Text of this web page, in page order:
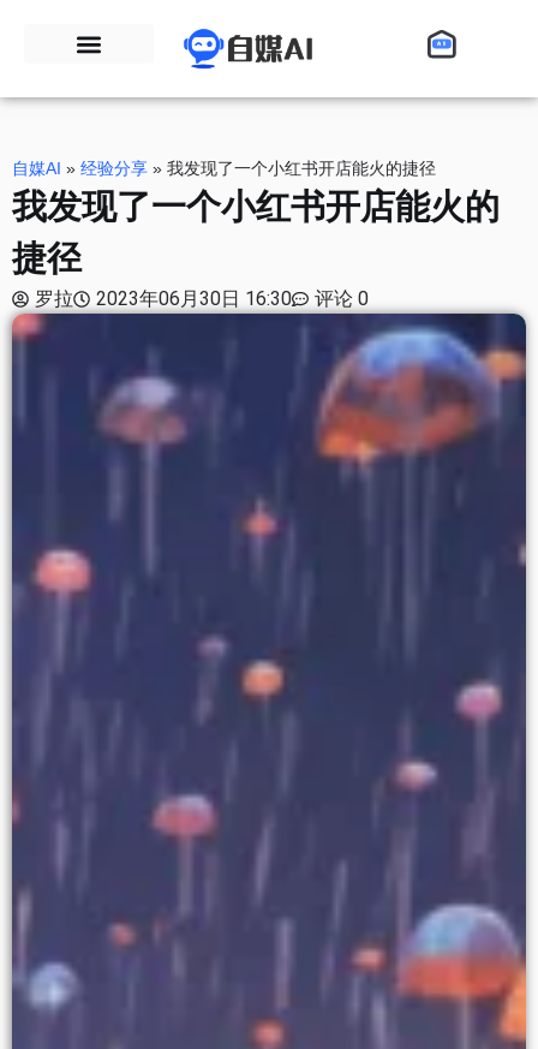
自媒AI » 经验分享 » 我发现了一个小红书开店能火的捷径
我发现了一个小红书开店能火的
捷径
罗拉 2023年06月30日 16:30 评论 0